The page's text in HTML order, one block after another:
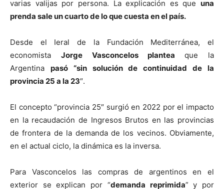
varias valijas por persona. La explicación es que una
prenda sale un cuarto de lo que cuesta en el país.
Desde el Ieral de la Fundación Mediterránea, el
economista Jorge Vasconcelos planteaque la
Argentina pasó “sin solución de continuidad de la
provincia 25 a la 23″.
El concepto “provincia 25″ surgió en 2022 por el impacto
en la recaudación de Ingresos Brutos en las provincias
de frontera de la demanda de los vecinos. Obviamente,
en el actual ciclo, la dinámica es la inversa.
Para Vasconcelos las compras de argentinos en el
exterior se explican por “demanda reprimida” y por